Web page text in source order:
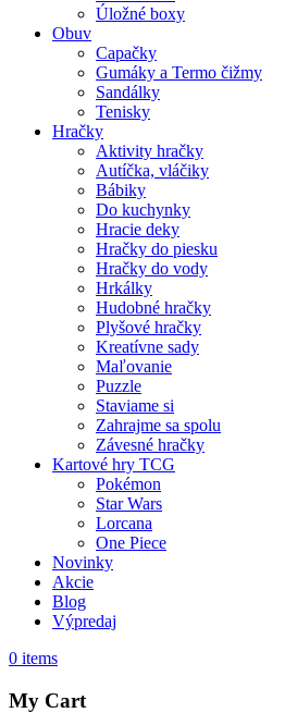
Úložné boxy
Obuv
Capačky
Gumáky a Termo čižmy
Sandálky
Tenisky
Hračky
Aktivity hračky
Autíčka, vláčiky
Bábiky
Do kuchynky
Hracie deky
Hračky do piesku
Hračky do vody
Hrkálky
Hudobné hračky
Plyšové hračky
Kreatívne sady
Maľovanie
Puzzle
Staviame si
Zahrajme sa spolu
Závesné hračky
Kartové hry TCG
Pokémon
Star Wars
Lorcana
One Piece
Novinky
Akcie
Blog
Výpredaj
0 items
My Cart